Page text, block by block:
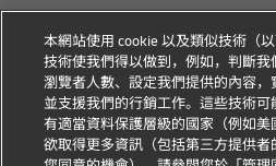
本網站使用 cookie 以及類似技術（
技術使我們得以做到，例如，判斷我
瀏覽者人數、設定我們提供的內容，
並支援我們的行銷工作。這些技術
有適當資料保護層級的國家（例如
欲取得更多資訊（包括第三方提供者